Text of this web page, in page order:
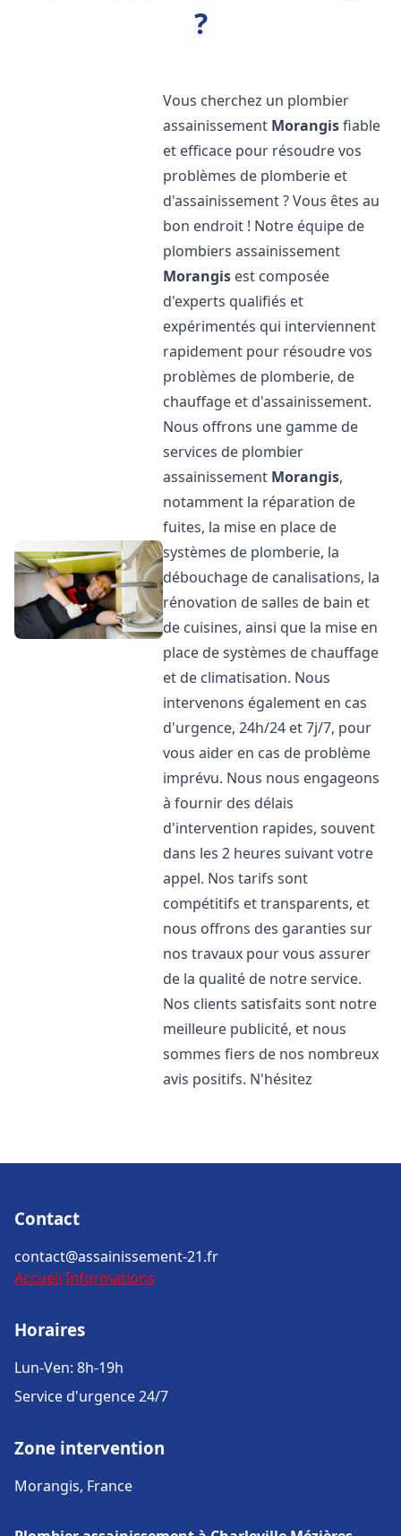
?
Vous cherchez un plombier
assainissement Morangisfiable
et efficace pour résoudre vos
problèmes de plomberie et
d'assainissement ? Vous êtes au
bon endroit ! Notre équipe de
plombiers assainissement
Morangis est composée
d'experts qualifiés et
expérimentés qui interviennent
rapidement pour résoudre vos
problèmes de plomberie, de
chauffage et d'assainissement.
Nous offrons une gamme de
services de plombier
assainissement Morangis,
notamment la réparation de
fuites, la mise en place de
systèmes de plomberie, la
débouchage de canalisations, la
rénovation de salles de bain et
de cuisines, ainsi que la mise en
place de systèmes de chauffage
et de climatisation. Nous
intervenons également en cas
d'urgence, 24h/24 et 7j/7, pour
vous aider en cas de problème
imprévu. Nous nous engageons
à fournir des délais
d'intervention rapides, souvent
dans les 2 heures suivant votre
appel. Nos tarifs sont
compétitifs et transparents, et
nous offrons des garanties sur
nos travaux pour vous assurer
de la qualité de notre service.
Nos clients satisfaits sont notre
meilleure publicité, et nous
sommes fiers de nos nombreux
avis positifs. N'hésitez
Contact
contact@assainissement-21.fr
Accueil Informations
Horaires
Lun-Ven: 8h-19h
Service d'urgence 24/7
Zone intervention
Morangis, France